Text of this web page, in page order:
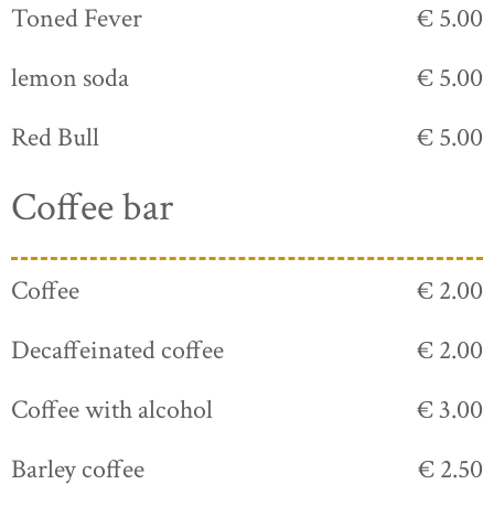
Toned Fever
€ 5.00
lemon soda
€ 5.00
Red Bull
€ 5.00
Coffee bar
Coffee
€ 2.00
Decaffeinated coffee
€ 2.00
Coffee with alcohol
€ 3.00
Barley coffee
€ 2.50